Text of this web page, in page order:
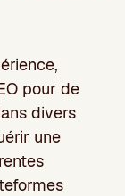
pour de
divers
une